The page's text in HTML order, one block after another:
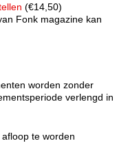
(€14,50)
Fonk magazine kan
worden zonder
verlengd in
te worden